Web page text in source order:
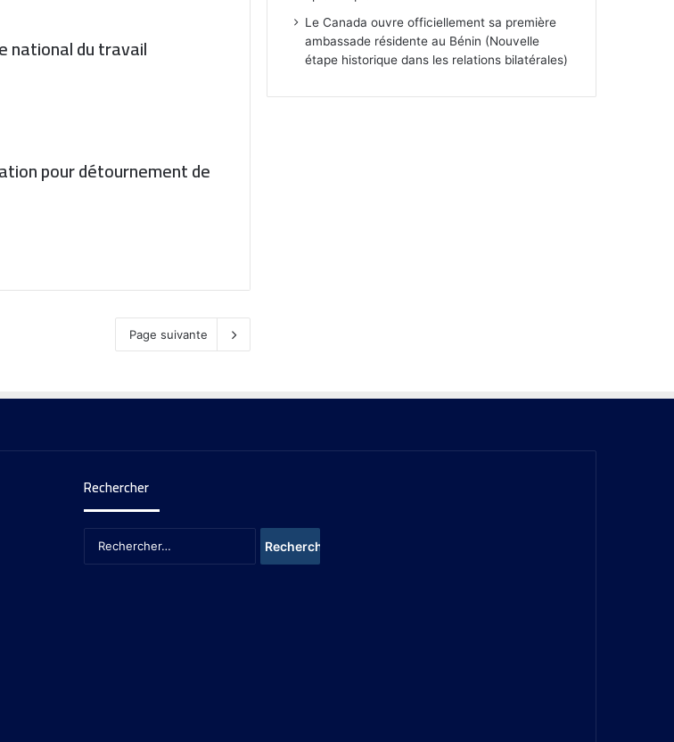
national du travail
pour détournement de
Page suivante
Le Canada ouvre officiellement sa première
ambassade résidente au Bénin (Nouvelle
étape historique dans les relations bilatérales)
Rechercher